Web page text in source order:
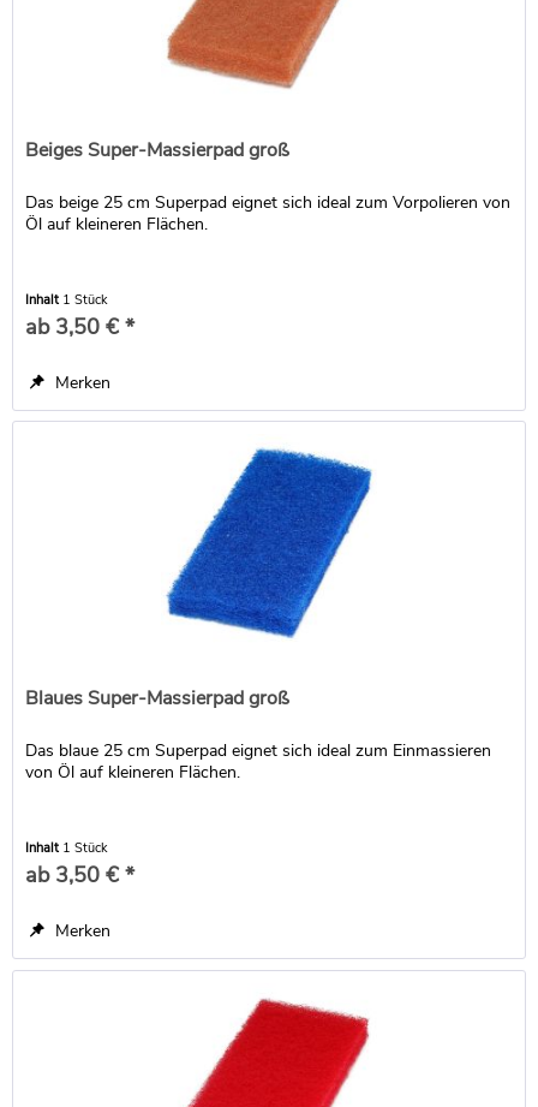
Beiges Super-Massierpad groß
Das beige 25 cm Superpad eignet sich ideal zum Vorpolieren von
Öl auf kleineren Flächen.
Inhalt 1 Stück
ab 3,50 € *
Merken
Blaues Super-Massierpad groß
Das blaue 25 cm Superpad eignet sich ideal zum Einmassieren
von Öl auf kleineren Flächen.
Inhalt 1 Stück
ab 3,50 € *
Merken